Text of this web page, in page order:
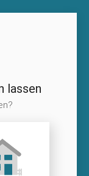
lassen